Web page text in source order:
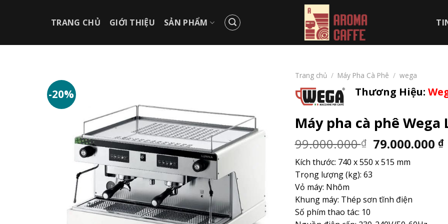
dung
TRANG CHỦ GIỚI THIỆU SẢN PHẨM
-20%
Trang chủ / Máy Pha Cà Phê / wega
Thương Hiệu:
Máy pha cà phê Wega
99.000.000₫ Giá
gốc
là:
79.000.000 ₫
Kích thước: 740 x 550 x 515 mm
Trọng lượng (kg): 63
Vỏ máy: Nhôm
Khung máy: Thép sơn tĩnh điện
Số phím thao tác: 10